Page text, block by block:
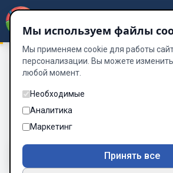
Історія Двох Солдат
Глава 58. Рух уперед
Глава 58 из 60
Шрифт
Мы используем файлы
Мы применяем cookie для работы
персонализации. Вы можете
любой момент.
Необходимые
Аналитика
Маркетинг
Принять все